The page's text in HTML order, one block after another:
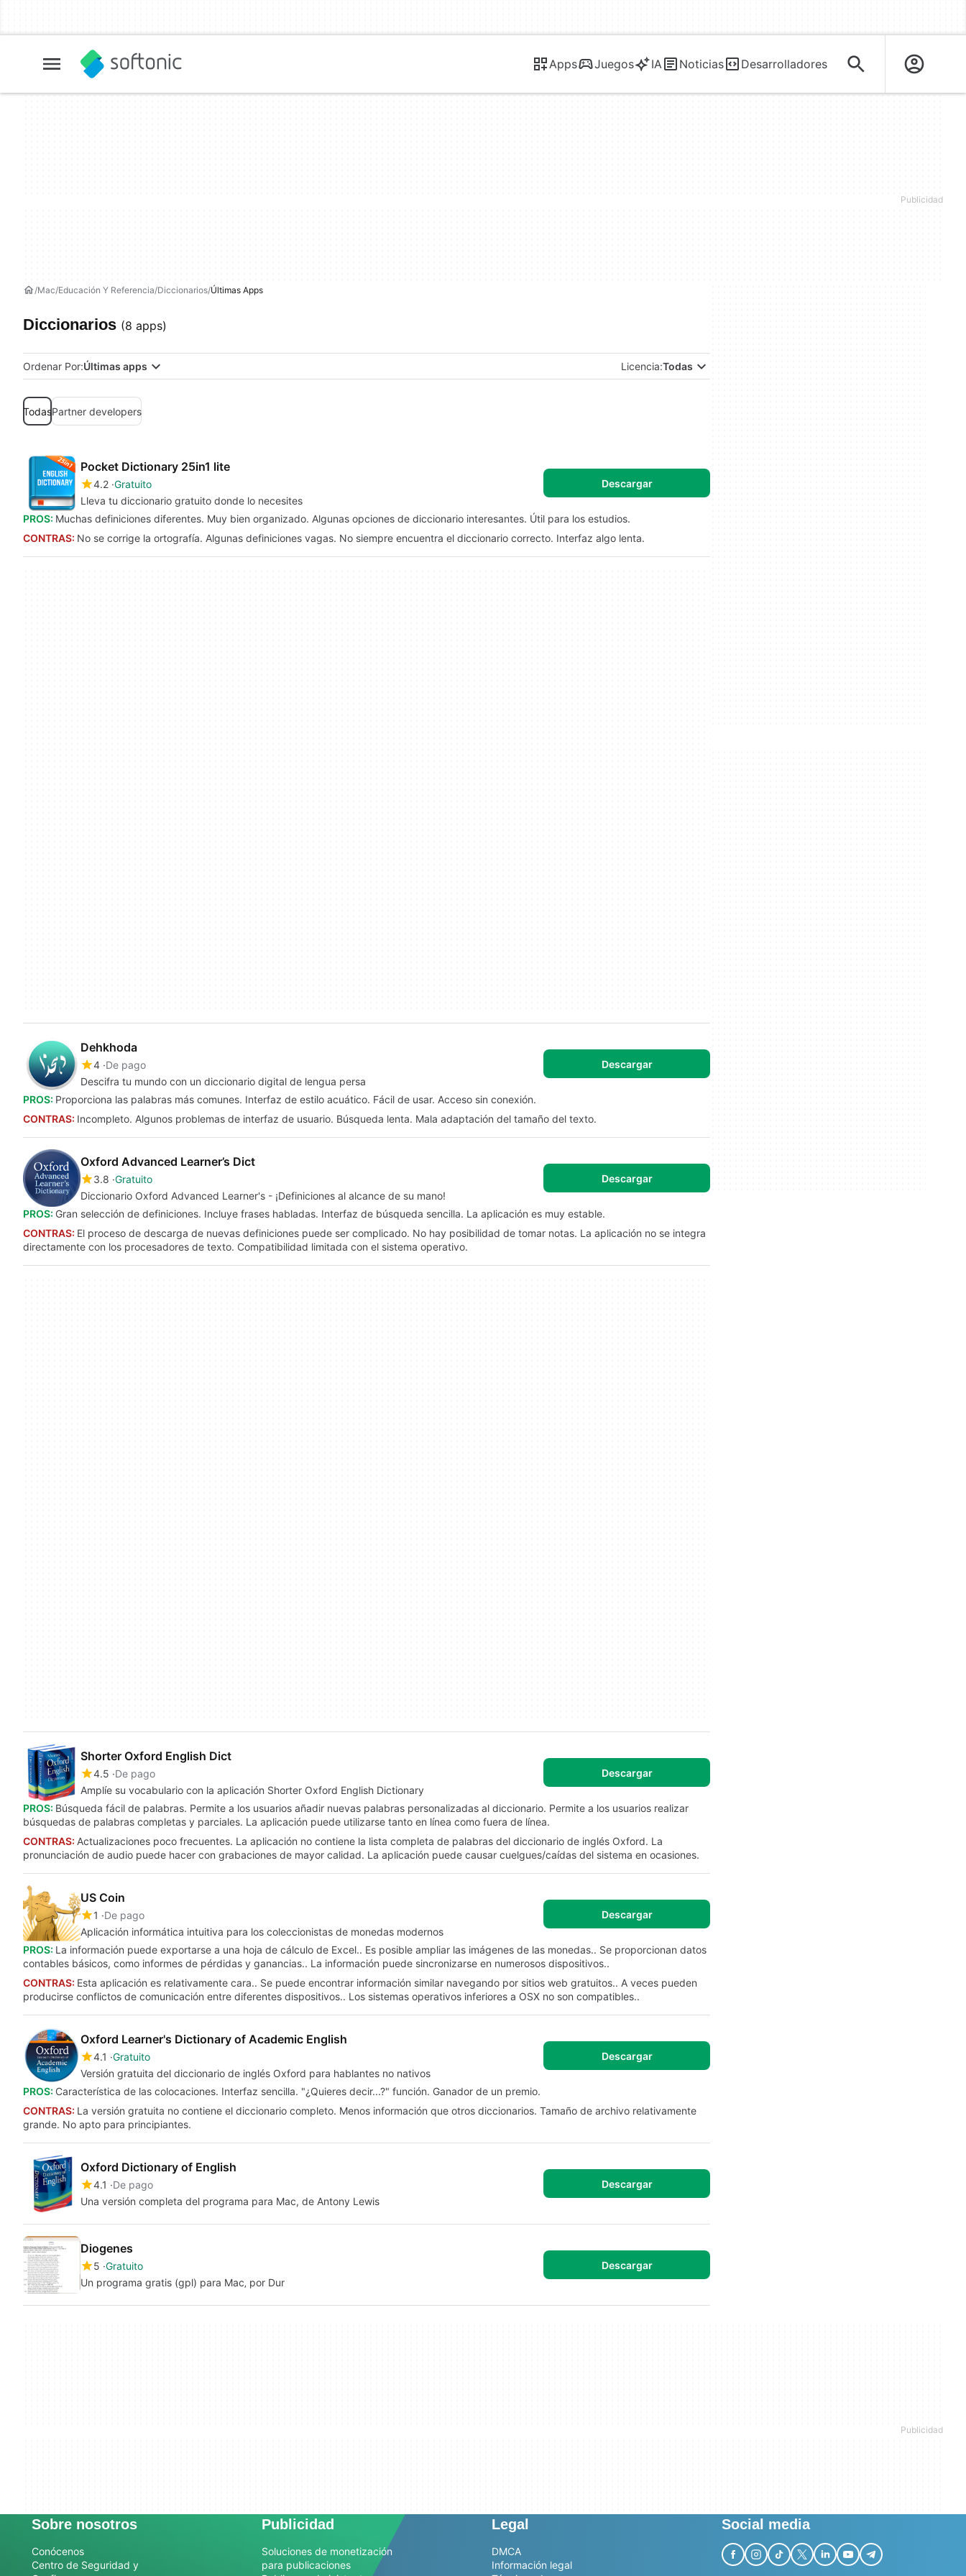
Apps Juegos IA Noticias Desarrolladores
Mac Educación Y Referencia Diccionarios Últimas Apps
Diccionarios (8 apps)
Ordenar Por:Últimas apps Licencia:Todas
TodasPartner developers
Pocket Dictionary 25in1 lite
4.2 Gratuito
Lleva tu diccionario gratuito donde lo necesites
Descargar
PROS: Muchas definiciones diferentes. Muy bien organizado. Algunas opciones de diccionario interesantes. Útil para los estudios.
CONTRAS: No se corrige la ortografía. Algunas definiciones vagas. No siempre encuentra el diccionario correcto. Interfaz algo lenta.
Dehkhoda
4 De pago
Descifra tu mundo con un diccionario digital de lengua persa
Descargar
PROS: Proporciona las palabras más comunes. Interfaz de estilo acuático. Fácil de usar. Acceso sin conexión.
CONTRAS: Incompleto. Algunos problemas de interfaz de usuario. Búsqueda lenta. Mala adaptación del tamaño del texto.
Oxford Advanced Learner’s Dict
3.8 Gratuito
Diccionario Oxford Advanced Learner's - ¡Definiciones al alcance de su mano!
Descargar
PROS: Gran selección de definiciones. Incluye frases habladas. Interfaz de búsqueda sencilla. La aplicación es muy estable.
CONTRAS: El proceso de descarga de nuevas definiciones puede ser complicado. No hay posibilidad de tomar notas. La aplicación no se integra
directamente con los procesadores de texto. Compatibilidad limitada con el sistema operativo.
Shorter Oxford English Dict
4.5 De pago
Amplíe su vocabulario con la aplicación Shorter Oxford English Dictionary
Descargar
PROS: Búsqueda fácil de palabras. Permite a los usuarios añadir nuevas palabras personalizadas al diccionario. Permite a los usuarios realizar
búsquedas de palabras completas y parciales. La aplicación puede utilizarse tanto en línea como fuera de línea.
CONTRAS: Actualizaciones poco frecuentes. La aplicación no contiene la lista completa de palabras del diccionario de inglés Oxford. La
pronunciación de audio puede hacer con grabaciones de mayor calidad. La aplicación puede causar cuelgues/caídas del sistema en ocasiones.
US Coin
1
De pago
Aplicación informática intuitiva para los coleccionistas de monedas modernos
Descargar
PROS: La información puede exportarse a una hoja de cálculo de Excel.. Es posible ampliar las imágenes de las monedas.. Se proporcionan datos
contables básicos, como informes de pérdidas y ganancias.. La información puede sincronizarse en numerosos dispositivos..
CONTRAS: Esta aplicación es relativamente cara.. Se puede encontrar información similar navegando por sitios web gratuitos.. A veces pueden
producirse conflictos de comunicación entre diferentes dispositivos.. Los sistemas operativos inferiores a OSX no son compatibles..
Oxford Learner's Dictionary of Academic English
4.1 Gratuito
Versión gratuita del diccionario de inglés Oxford para hablantes no nativos
Descargar
PROS: Característica de las colocaciones. Interfaz sencilla. "¿Quieres decir...?" función. Ganador de un premio.
CONTRAS: La versión gratuita no contiene el diccionario completo. Menos información que otros diccionarios. Tamaño de archivo relativamente
grande. No apto para principiantes.
Oxford Dictionary of English
4.1
De pago
Una versión completa del programa para Mac, de Antony Lewis
Descargar
Diogenes
5 Gratuito
Un programa gratis (gpl) para Mac‚ por Dur
Descargar
Sobre nosotros
Conócenos
Centro de Seguridad y
Publicidad
Soluciones de monetización
para publicaciones
Legal
DMCA
Información legal
Social media